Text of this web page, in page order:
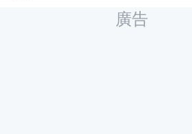
廣告